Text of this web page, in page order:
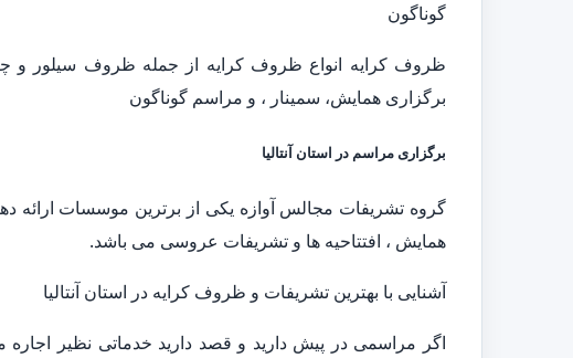
گوناگون
ظروف کرایه انواع ظروف کرایه از جمله ظروف سیلور و
برگزاری همایش، سمینار ، و مراسم گوناگون
برگزاری مراسم در استان آنتالیا
گروه تشریفات مجالس آوازه یکی از برترین موسسات ارائه
همایش ، افتتاحیه ها و تشریفات عروسی می باشد.
آشنایی با بهترین تشریفات و ظروف کرایه در استان آنتالیا
اگر مراسمی در پیش دارید و قصد دارید خدماتی نظیر اجاره